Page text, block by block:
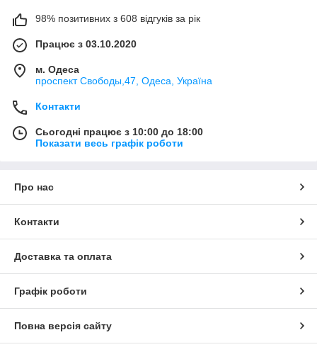
98% позитивних з 608 відгуків за рік
Працює з 03.10.2020
м. Одеса
проспект Свободы,47, Одеса, Україна
Контакти
Сьогодні працює з 10:00 до 18:00
Показати весь графік роботи
Про нас
Контакти
Доставка та оплата
Графік роботи
Повна версія сайту